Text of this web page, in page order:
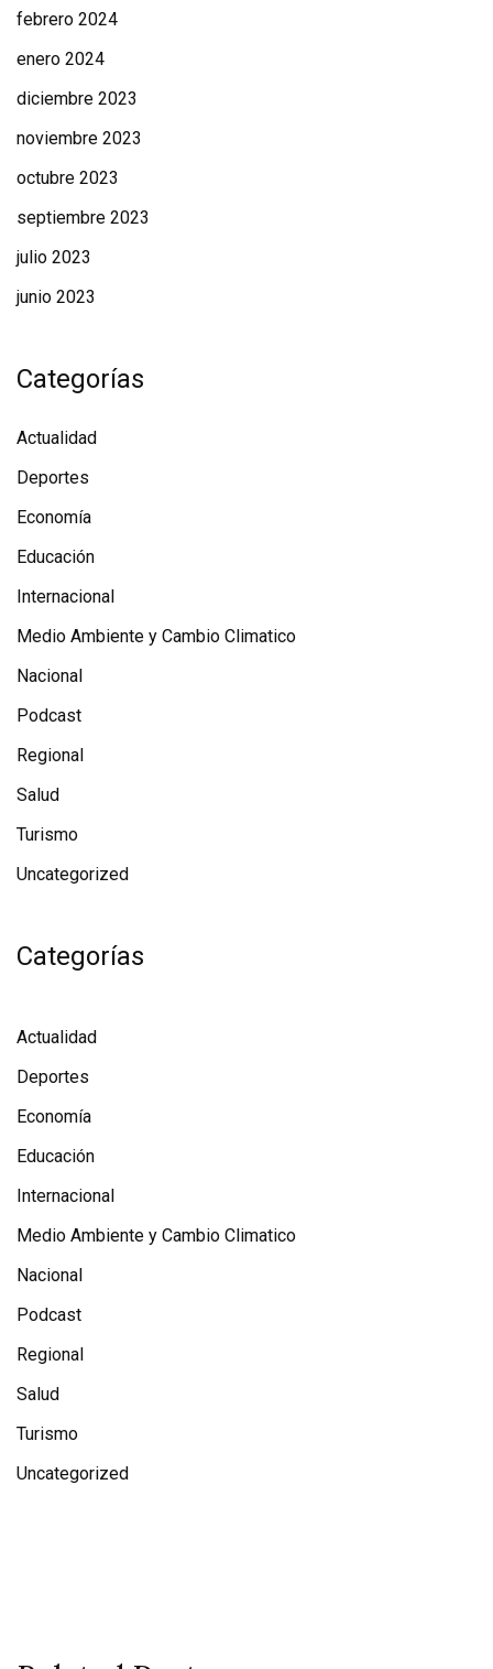
febrero 2024
enero 2024
diciembre 2023
noviembre 2023
octubre 2023
septiembre 2023
julio 2023
junio 2023
Categorías
Actualidad
Deportes
Economía
Educación
Internacional
Medio Ambiente y Cambio Climatico
Nacional
Podcast
Regional
Salud
Turismo
Uncategorized
Categorías
Actualidad
Deportes
Economía
Educación
Internacional
Medio Ambiente y Cambio Climatico
Nacional
Podcast
Regional
Salud
Turismo
Uncategorized